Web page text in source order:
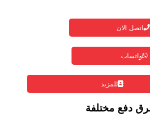
اتصل الان
واتساب
للمزيد
دفع مختلفة